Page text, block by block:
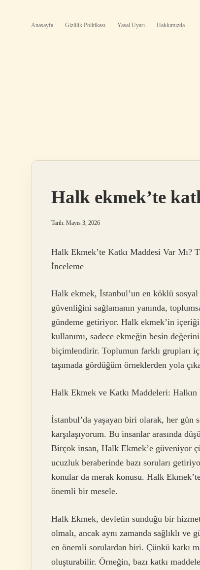
Anasayfa Gizlilik Politikası Yasal Uyarı Hakkımızda
Halk ekmek’te
Tarih: Mayıs 3, 2026
Halk Ekmek’te Katkı Maddesi Var Mı?
İnceleme
Halk ekmek, İstanbul’un en köklü
güvenliğini sağlamanın yanında,
gündeme getiriyor. Halk ekmek’in içeriği
kullanımı, sadece ekmeğin besin
biçimlendirir. Toplumun farklı grupları
taşımada gördüğüm örneklerden yola
Halk Ekmek ve Katkı Maddeleri: Halkın
İstanbul’da yaşayan biri olarak, her gün
karşılaşıyorum. Bu insanlar arasında
Birçok insan, Halk Ekmek’e güveniyor
ucuzluk beraberinde bazı soruları
konular da merak konusu. Halk
önemli bir mesele.
Halk Ekmek, devletin sunduğu bir
olmalı, ancak aynı zamanda sağlıklı ve
en önemli sorulardan biri. Çünkü katkı
oluşturabilir. Örneğin, bazı katkı